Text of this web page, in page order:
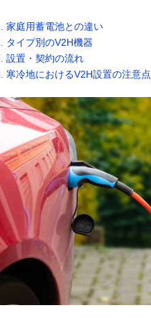
家庭用蓄電池との違い
タイプ別のV2H機器
設置・契約の流れ
寒冷地におけるV2H設置の注意点